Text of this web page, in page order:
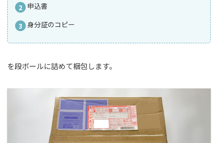
申込書
身分証のコピー
を段ボールに詰めて梱包します。